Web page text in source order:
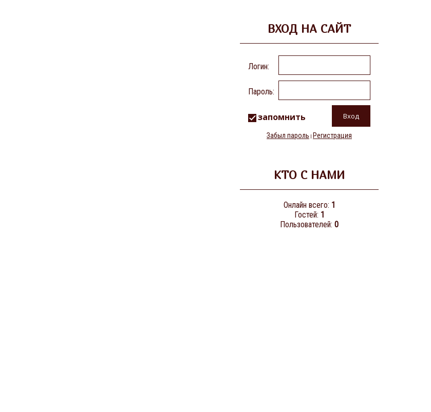
ВХОД НА САЙТ
Логин:
Пароль:
запомнить
Забыл пароль | Регистрация
КТО С НАМИ
Онлайн всего: 1
Гостей: 1
Пользователей: 0